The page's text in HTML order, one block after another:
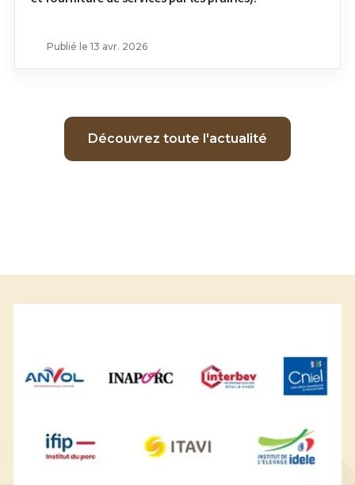
Publié le 13 avr. 2026
Découvrez toute l'actualité